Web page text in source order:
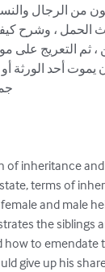
من الرجال
الحمل ، وشرح
، ثم التعريج
يموت أحد الورثة
of inheritance
terms of
and male
the siblings
to emendate
give up his